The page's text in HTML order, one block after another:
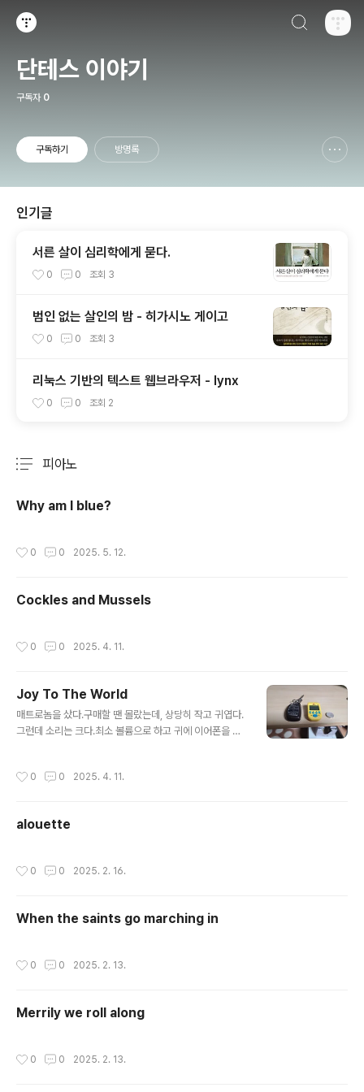
단테스 이야기
구독자 0
구독하기 방명록
인기글
서른 살이 심리학에게 묻다.
0 0 조회 3
범인 없는 살인의 밤 - 히가시노 게이고
0 0 조회 3
리눅스 기반의 텍스트 웹브라우저 - lynx
0 0 조회 2
피아노
Why am I blue?
0 0 2025. 5. 12.
Cockles and Mussels
0 0 2025. 4. 11.
Joy To The World
매트로놈을 샀다.구매할 땐 몰랐는데, 상당히 작고 귀엽다.
그런데 소리는 크다.최소 볼륨으로 하고 귀에 이어폰을 꼽
0 0 2025. 4. 11.
alouette
0 0 2025. 2. 16.
When the saints go marching in
0 0 2025. 2. 13.
Merrily we roll along
0 0 2025. 2. 13.